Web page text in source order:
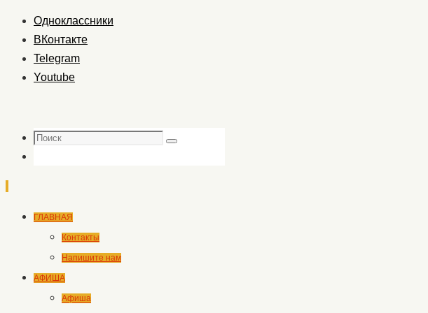
Одноклассники
ВКонтакте
Telegram
Youtube
Поиск
Поиск
Перейти
содержимому
ГЛАВНАЯ
Контакты
Напишите нам
АФИША
Афиша